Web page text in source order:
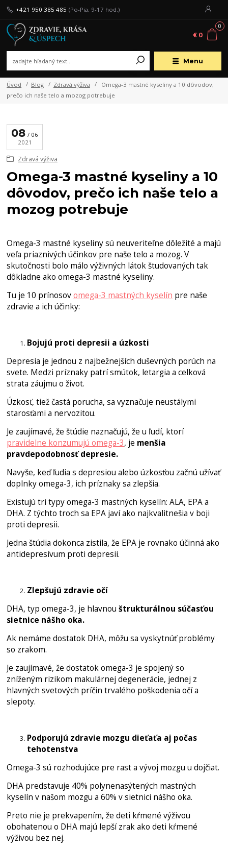
Menu
+421 950 385 485 (Po-Pia, 9-17 hod.)
0
€ 0
Úvod Blog Zdravá výživa
Omega-3 mastné kyseliny a 10 dôvodov,
prečo ich naše telo a mozog potrebuje
08
06
2021
Zdravá výživa
Omega-3 mastné kyseliny a 10
dôvodov, prečo ich naše telo a
mozog potrebuje
Omega-3 mastné kyseliny sú neuveriteľne dôležité a majú
veľa priaznivých účinkov pre naše telo a mozog. V
skutočnosti bolo málo výživných látok študovaných tak
dôkladne ako omega-3 mastné kyseliny.
Tu je 10 prínosovomega-3 mastných kyselín pre naše
zdravie a ich účinky:
Bojujú proti depresii a úzkosti
Depresia je jednou z najbežnejších duševných porúch na
svete. Medzi príznaky patrí smútok, letargia a celková
strata záujmu o život.
Úzkosť, tiež častá porucha, sa vyznačuje neustálymi
starosťami a nervozitou.
Je zaujímavé, že štúdie naznačujú, že u ľudí, ktorí
pravidelne konzumujú omega-3, je menšia
pravdepodobnosť depresie.
Navyše, keď ľudia s depresiou alebo úzkosťou začnú užívať
doplnky omega-3, ich príznaky sa zlepšia.
Existujú tri typy omega-3 mastných kyselín: ALA, EPA a
DHA. Z týchto troch sa EPA javí ako najkvalitnešia v boji
proti depresii.
Jedna štúdia dokonca zistila, že EPA je rovnako účinná ako
antidepresívum proti depresii.
Zlepšujú zdravie očí
DHA, typ omega-3, je hlavnouštrukturálnou súčasťou
sietnice nášho oka.
Ak nemáme dostatok DHA, môžu sa vyskytnúť problémy
so zrakom.
Je zaujímavé, že dostatok omega-3 je spojený so
zníženým rizikom makulárnej degenerácie, jednej z
hlavných svetových príčin trvalého poškodenia očí a
slepoty.
Podporujú zdravie mozgu dieťaťa aj počas
tehotenstva
Omega-3 sú rozhodujúce pre rast a vývoj mozgu u dojčiat.
DHA predstavuje 40% polynenasýtených mastných
kyselín v našom mozgu a 60% v sietnici nášho oka.
Preto nie je prekvapením, že deti kŕmené výživou
obohatenou o DHA majú lepší zrak ako deti kŕmené
výživou bez nej.